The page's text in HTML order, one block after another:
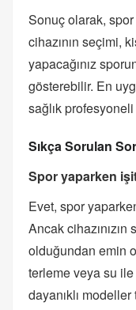
Sonuç olarak,
cihazının seçimi,
yapacağınız
gösterebilir. En
sağlık profesyoneli
Sıkça Sorulan
Spor yaparken
Evet, spor
Ancak
olduğundan emin
terleme veya su
dayanıklı